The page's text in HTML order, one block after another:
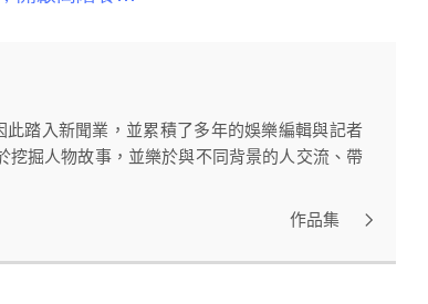
踏入新聞業，並累積了多年的娛樂編輯與記者
掘人物故事，並樂於與不同背景的人交流、帶
作品集